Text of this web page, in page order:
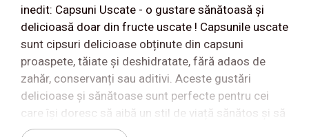
inedit: Capsuni Uscate - o gustare sănătoasă și
delicioasă doar din fructe uscate ! Capsunile uscate
sunt cipsuri delicioase obținute din capsuni
proaspete, tăiate și deshidratate, fără adaos de
zahăr, conservanți sau aditivi. Aceste gustări
delicioase și sănătoase sunt perfecte pentru cei
care își doresc să aibă un stil de viață sănătos și să
se bucure de gustări gustoase în același timp.